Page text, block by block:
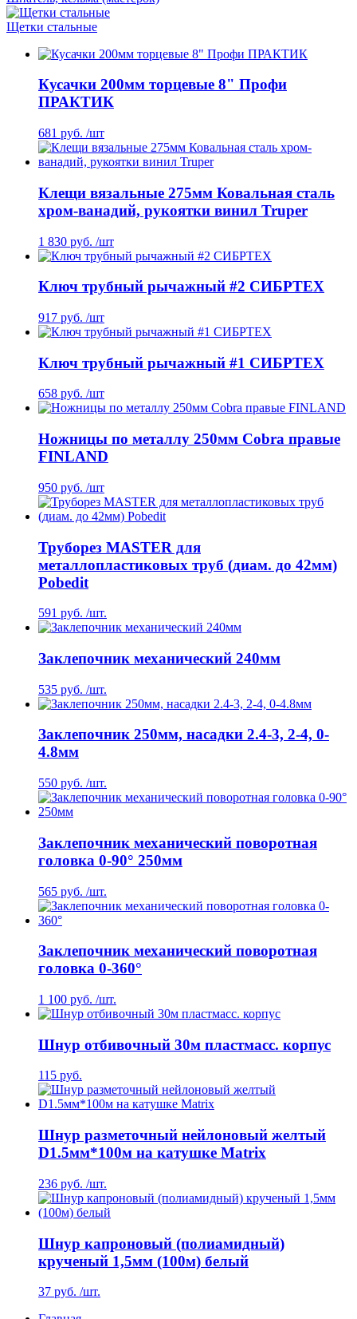
Щетки стальные
Кусачки 200мм торцевые 8" Профи
ПРАКТИК
681 руб. /шт
Клещи вязальные 275мм Ковальная сталь
хром-ванадий, рукоятки винил Truper
1 830 руб. /шт
Ключ трубный рычажный #2 СИБРТЕХ
917 руб. /шт
Ключ трубный рычажный #1 СИБРТЕХ
658 руб. /шт
Ножницы по металлу 250мм Cobra правые
FINLAND
950 руб. /шт
Труборез MASTER для
металлопластиковых труб (диам. до 42мм)
Pobedit
591 руб. /шт.
Заклепочник механический 240мм
535 руб. /шт.
Заклепочник 250мм, насадки 2.4-3, 2-4, 0-
4.8мм
550 руб. /шт.
Заклепочник механический поворотная
головка 0-90° 250мм
565 руб. /шт.
Заклепочник механический поворотная
головка 0-360°
1 100 руб. /шт.
Шнур отбивочный 30м пластмасс. корпус
115 руб.
Шнур разметочный нейлоновый желтый
D1.5мм*100м на катушке Matrix
236 руб. /шт.
Шнур капроновый (полиамидный)
крученый 1,5мм (100м) белый
37 руб. /шт.